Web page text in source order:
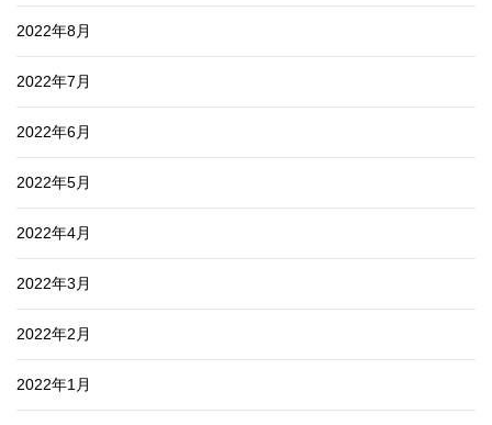
2022年8月
2022年7月
2022年6月
2022年5月
2022年4月
2022年3月
2022年2月
2022年1月